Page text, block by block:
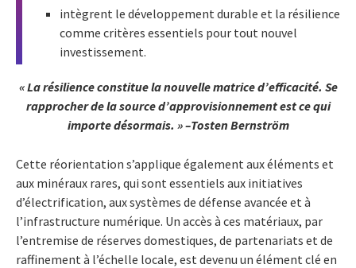
intègrent le développement durable et la résilience
comme critères essentiels pour tout nouvel
investissement.
« La résilience constitue la nouvelle matrice d’efficacité. Se
rapprocher de la source d’approvisionnement est ce qui
importe désormais. » –Tosten Bernström
Cette réorientation s’applique également aux éléments et
aux minéraux rares, qui sont essentiels aux initiatives
d’électrification, aux systèmes de défense avancée et à
l’infrastructure numérique. Un accès à ces matériaux, par
l’entremise de réserves domestiques, de partenariats et de
raffinement à l’échelle locale, est devenu un élément clé en